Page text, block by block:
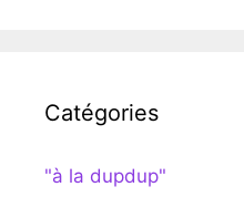
Catégories
"à la dupdup"